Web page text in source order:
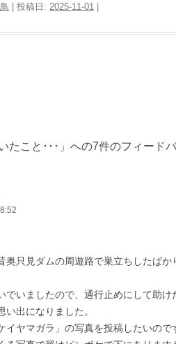
| 投稿日: 2025-11-01 |
たこと･･･ 」への7件のフィード
奥只見ダムの周遊路で巣立ちしたば
でいましたので、通行止めにして助け
出になりました。
イヤマガラ」の写真を投稿したいので